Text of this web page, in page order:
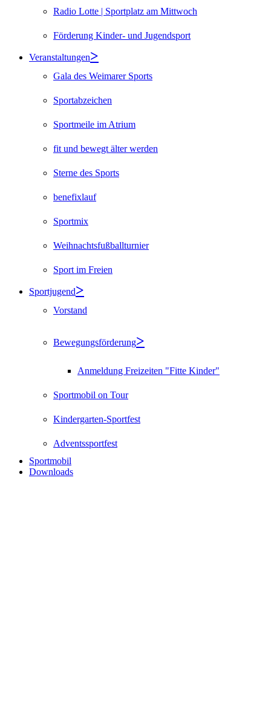
Radio Lotte | Sportplatz am Mittwoch
Förderung Kinder- und Jugendsport
Veranstaltungen
Gala des Weimarer Sports
Sportabzeichen
Sportmeile im Atrium
fit und bewegt älter werden
Sterne des Sports
benefixlauf
Sportmix
Weihnachtsfußballturnier
Sport im Freien
Sportjugend
Vorstand
Bewegungsförderung
Anmeldung Freizeiten "Fitte Kinder"
Sportmobil on Tour
Kindergarten-Sportfest
Adventssportfest
Sportmobil
Downloads